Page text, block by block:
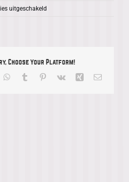
uitgeschakeld
Choose Your Platform!
WhatsApp
Tumblr Pinterest
Vk Xing E-